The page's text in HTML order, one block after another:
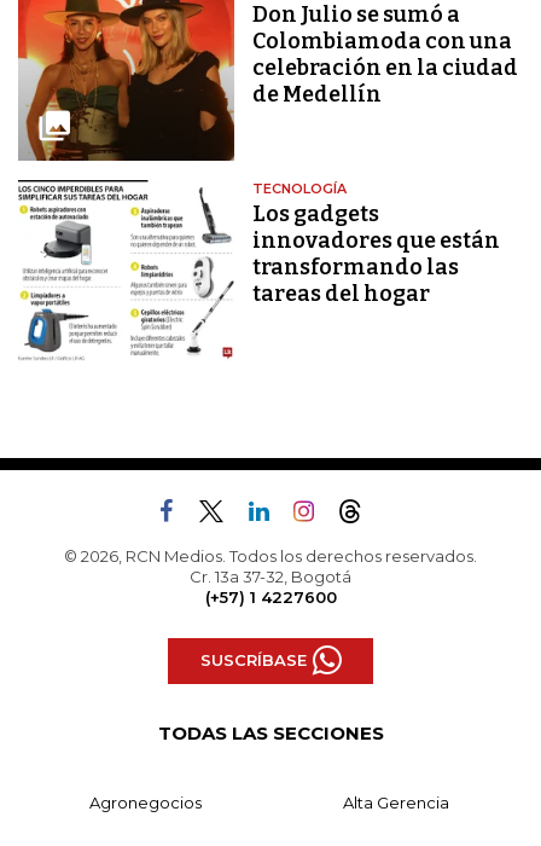
Don Julio se sumó a
Colombiamoda con una
celebración en la ciudad
de Medellín
TECNOLOGÍA
Los gadgets
innovadores que están
transformando las
tareas del hogar
© 2026, RCN Medios. Todos los derechos reservados.
Cr. 13a 37-32, Bogotá
(+57) 1 4227600
SUSCRÍBASE
TODAS LAS SECCIONES
Agronegocios Alta Gerencia